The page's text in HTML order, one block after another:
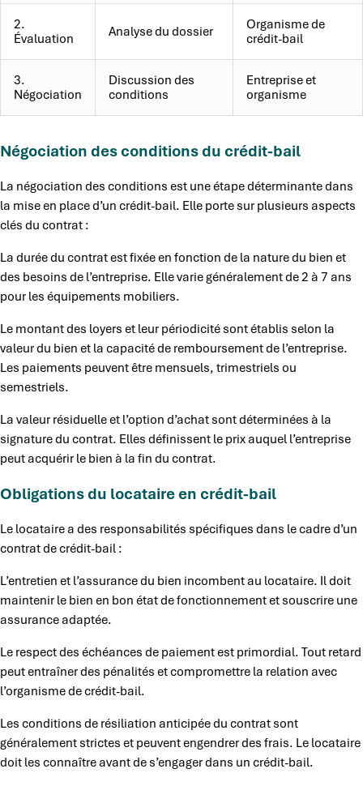
2.
Évaluation
Analyse du dossier
Organisme de
crédit-bail
3.
Négociation
Discussion des
conditions
Entreprise et
organisme
Négociation des conditions du crédit-bail
La négociation des conditions est une étape déterminante dans
la mise en place d’un crédit-bail. Elle porte sur plusieurs aspects
clés du contrat :
La durée du contrat est fixée en fonction de la nature du bien et
des besoins de l’entreprise. Elle varie généralement de 2 à 7 ans
pour les équipements mobiliers.
Le montant des loyers et leur périodicité sont établis selon la
valeur du bien et la capacité de remboursement de l’entreprise.
Les paiements peuvent être mensuels, trimestriels ou
semestriels.
La valeur résiduelle et l’option d’achat sont déterminées à la
signature du contrat. Elles définissent le prix auquel l’entreprise
peut acquérir le bien à la fin du contrat.
Obligations du locataire en crédit-bail
Le locataire a des responsabilités spécifiques dans le cadre d’un
contrat de crédit-bail :
L’entretien et l’assurance du bien incombent au locataire. Il doit
maintenir le bien en bon état de fonctionnement et souscrire une
assurance adaptée.
Le respect des échéances de paiement est primordial. Tout retard
peut entraîner des pénalités et compromettre la relation avec
l’organisme de crédit-bail.
Les conditions de résiliation anticipée du contrat sont
généralement strictes et peuvent engendrer des frais. Le locataire
doit les connaître avant de s’engager dans un crédit-bail.